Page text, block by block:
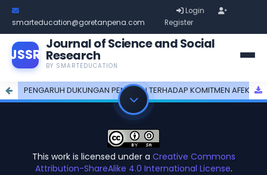
smarteducation@goretanpena.com
Login
Register
JSSR
Journal of Science and Social
Research
BY SMARTEDUCATION
PENGARUH DUKUNGAN PEMIMPIN TERHADAP KOMITMEN AFEKTIF TENAGA KESEHATAN PEREMPUAN : PERAN MEDIASI WORK-LIFE BALANCE
This work is licensed under a Creative Commons
Attribution-ShareAlike 4.0 International License.